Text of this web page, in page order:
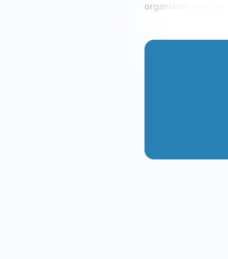
organisent tous les